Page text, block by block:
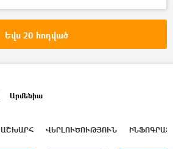
Եվս 20 հոդված
Արմենիա
ԱՇԽԱՐՀ ՎԵՐԼՈՒԾՈՒԹՅՈՒՆ